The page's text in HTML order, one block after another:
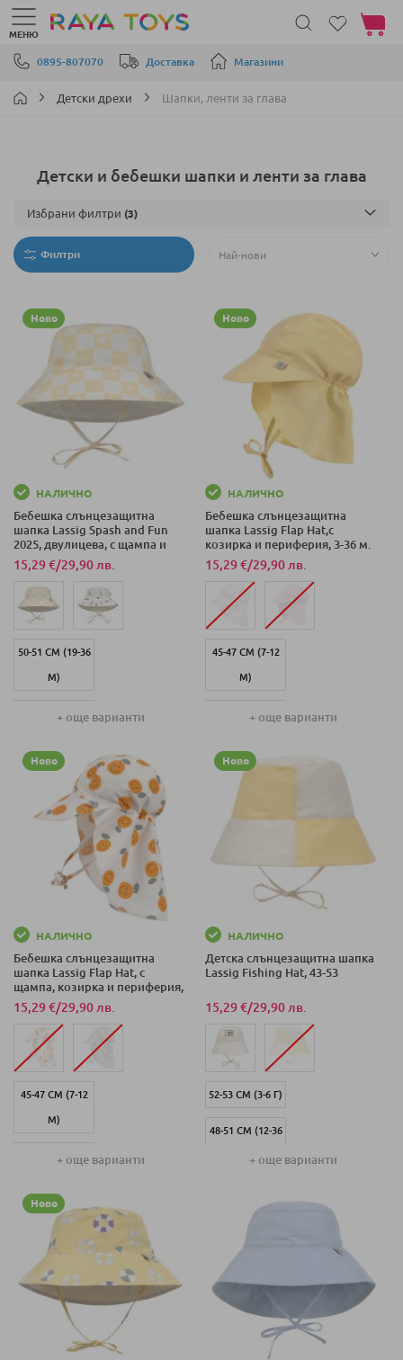
Прескачане към съдържанието
0895-807070 Доставка Магазини
МЕНЮ
Моята
Детски дрехи Шапки, ленти за глава
Детски и бебешки шапки и ленти за глава
Филтри
Ново
НАЛИЧНО
Бебешка слънцезащитна
шапка Lassig Spash and Fun
2025, двулицева, с щампа и
периферия, 3-36 м.
15,29 €/29,90 лв.
50-51 СМ (19-36
М)
43-45 СМ (3-6
46-49 СМ (7-18
М)
+ още варианти
Ново
НАЛИЧНО
Бебешка слънцезащитна
шапка Lassig Flap Hat,с
козирка и периферия, 3-36 м.
15,29 €/29,90 лв.
45-47 СМ (7-12
М)
41-44 СМ (3-6
48-51 СМ (12-36
43-45 СМ (3-6
46-49 СМ (7-18
+ още варианти
Ново
НАЛИЧНО
Бебешка слънцезащитна
шапка Lassig Flap Hat, с
щампа, козирка и периферия,
3-36 м.
15,29 €/29,90 лв.
45-47 СМ (7-12
М)
41-44 СМ (3-6
48-51 СМ (12-36
М)
50-51 СМ (19-36
М)
43-45 СМ (3-6
+ още варианти
Ново
НАЛИЧНО
Детска слънцезащитна шапка
Lassig Fishing Hat, 43-53
15,29 €/29,90 лв.
52-53 СМ (3-6 Г)
48-51 СМ (12-36
М)
46-49 СМ (7-12
41-44 СМ (3-6
+ още варианти
Ново
Избрани филтри